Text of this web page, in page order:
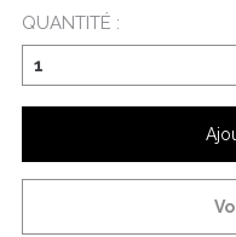
QUANTITÉ :